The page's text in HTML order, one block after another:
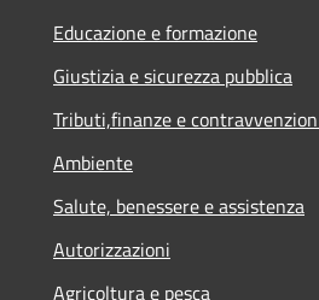
Educazione e formazione
Giustizia e sicurezza pubblica
Tributi,finanze e
Ambiente
Salute, benessere e assistenza
Autorizzazioni
Agricoltura e pesca